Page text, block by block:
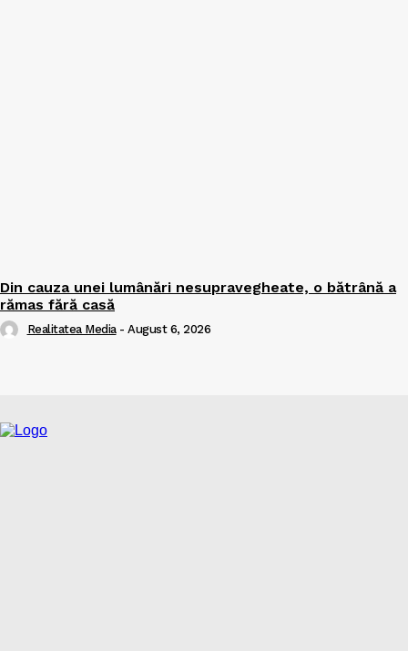
Din cauza unei lumânări nesupravegheate, o bătrână a
rămas fără casă
Realitatea Media - August 6, 2026